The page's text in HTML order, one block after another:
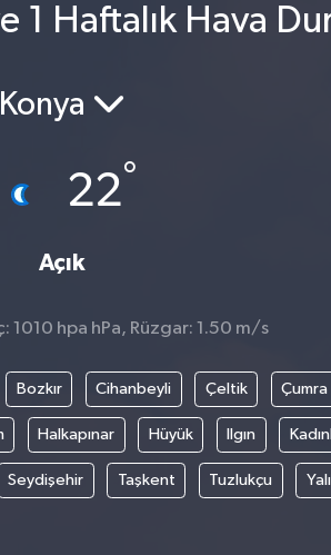
1 Haftalık Hava
Konya
22°
Açık
1010 hpa hPa, Rüzgar: 1.50 m/s
Bozkır Cihanbeyli Çeltik Çumra
Halkapınar Hüyük Ilgın
Seydişehir Taşkent Tuzlukçu